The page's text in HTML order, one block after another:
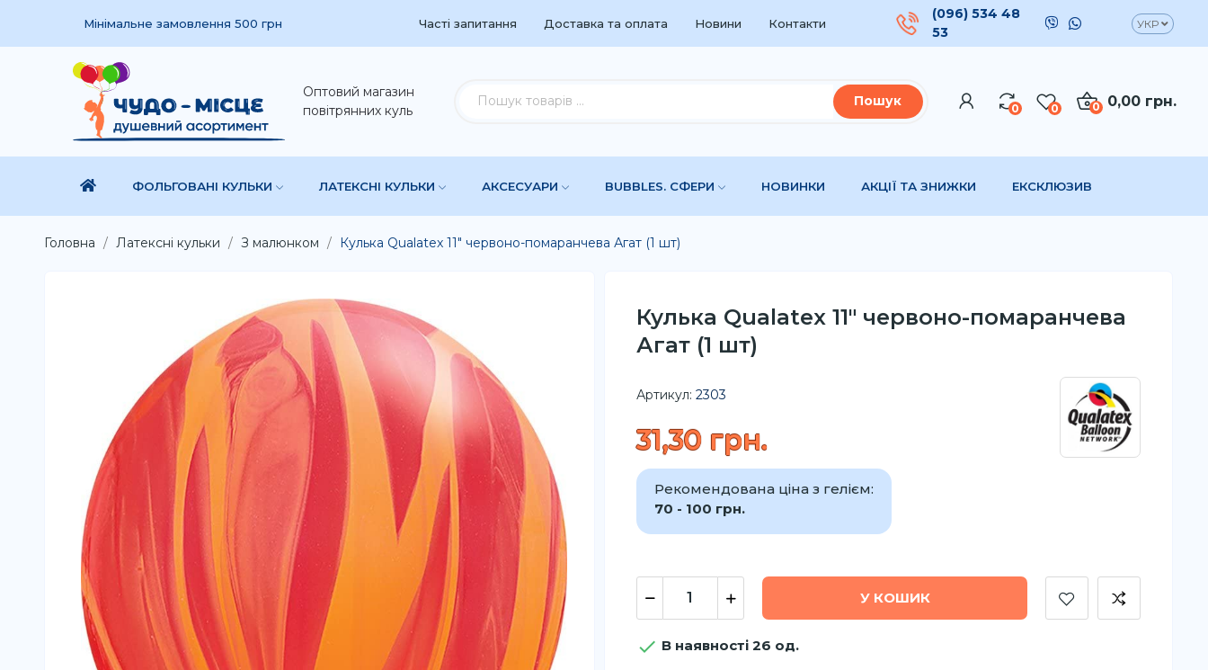
Мінімальне замовлення 500 грн Часті запитання Доставка та оплата Новини Контакти
(096) 534 48
53
УКР
Оптовий магазин
повітрянних куль
Пошук 0 0 0,00 грн.
0
ФОЛЬГОВАНІ КУЛЬКИ ЛАТЕКСНІ КУЛЬКИ АКСЕСУАРИ BUBBLES. СФЕРИ НОВИНКИ АКЦІЇ ТА ЗНИЖКИ ЕКСКЛЮЗИВ
Головна Латексні кульки З малюнком Кулька Qualatex 11" червоно-помаранчева Агат (1 шт)
Кулька Qualatex 11" червоно-помаранчева
Агат (1 шт)
Артикул: 2303
31,30 грн.
Рекомендована ціна з гелієм:
70 - 100 грн.
У КОШИК
 В наявності 26 од.